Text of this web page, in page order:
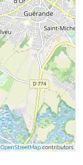
OpenStreetMapcontributors